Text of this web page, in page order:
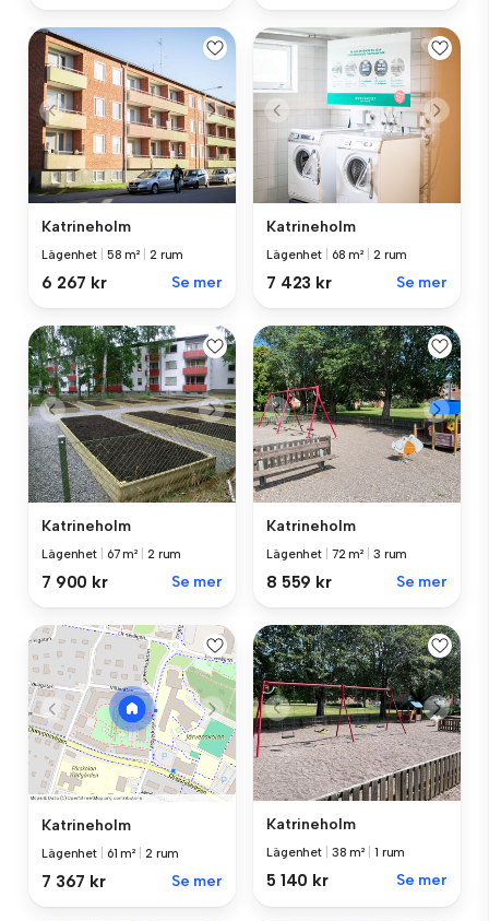
Katrineholm
Lägenhet 58 m² 2 rum
6 267 kr Se mer
Katrineholm
Lägenhet 68 m² 2 rum
7 423 kr Se mer
Katrineholm
Lägenhet 67 m² 2 rum
7 900 kr Se mer
Katrineholm
Lägenhet 72 m² 3 rum
8 559 kr Se mer
Katrineholm
Lägenhet 61 m² 2 rum
7 367 kr Se mer
Katrineholm
Lägenhet 38 m² 1 rum
5 140 kr Se mer